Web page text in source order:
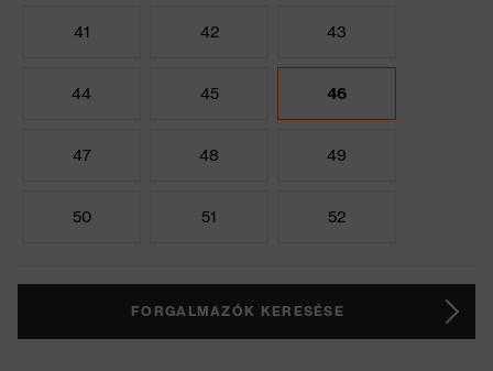
41 42 43
44 45 46
47 48 49
50 51 52
FORGALMAZÓK KERESÉSE